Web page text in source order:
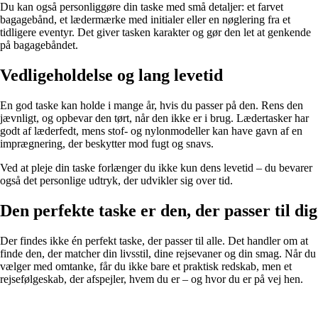
Du kan også personliggøre din taske med små detaljer: et farvet
bagagebånd, et lædermærke med initialer eller en nøglering fra et
tidligere eventyr. Det giver tasken karakter og gør den let at genkende
på bagagebåndet.
Vedligeholdelse og lang levetid
En god taske kan holde i mange år, hvis du passer på den. Rens den
jævnligt, og opbevar den tørt, når den ikke er i brug. Lædertasker har
godt af læderfedt, mens stof- og nylonmodeller kan have gavn af en
imprægnering, der beskytter mod fugt og snavs.
Ved at pleje din taske forlænger du ikke kun dens levetid – du bevarer
også det personlige udtryk, der udvikler sig over tid.
Den perfekte taske er den, der passer til dig
Der findes ikke én perfekt taske, der passer til alle. Det handler om at
finde den, der matcher din livsstil, dine rejsevaner og din smag. Når du
vælger med omtanke, får du ikke bare et praktisk redskab, men et
rejsefølgeskab, der afspejler, hvem du er – og hvor du er på vej hen.